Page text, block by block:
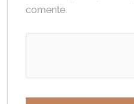
comente.